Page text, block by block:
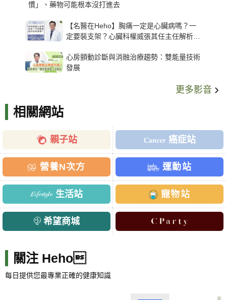
慣」、藥物可能根本沒打進去
【名醫在Heho】胸痛一定是心臟病嗎？一
定要裝支架？心臟科權威張其任主任解析支
心房顫動診斷與消融治療趨勢：雙能量技術
發展
更多影音
相關網站
親子站 癌症站
營養N次方 運動站
生活站 寵物站
希望商城
關注 Heho
每日提供您最專業正確的健康知識